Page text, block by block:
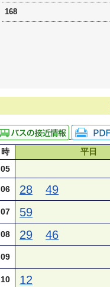
168
時 平日
05
06 28 49
07 59
08 29 46
09
10 12